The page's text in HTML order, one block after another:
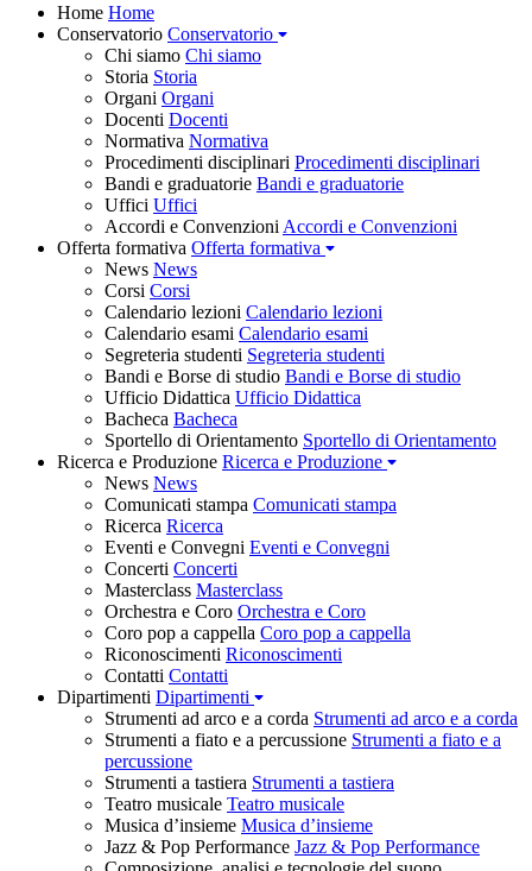
Home Home
Conservatorio Conservatorio
Chi siamo Chi siamo
Storia Storia
Organi Organi
Docenti Docenti
Normativa Normativa
Procedimenti disciplinari Procedimenti disciplinari
Bandi e graduatorie Bandi e graduatorie
Uffici Uffici
Accordi e Convenzioni Accordi e Convenzioni
Offerta formativa Offerta formativa
News News
Corsi Corsi
Calendario lezioni Calendario lezioni
Calendario esami Calendario esami
Segreteria studenti Segreteria studenti
Bandi e Borse di studio Bandi e Borse di studio
Ufficio Didattica Ufficio Didattica
Bacheca Bacheca
Sportello di Orientamento Sportello di Orientamento
Ricerca e Produzione Ricerca e Produzione
News News
Comunicati stampa Comunicati stampa
Ricerca Ricerca
Eventi e Convegni Eventi e Convegni
Concerti Concerti
Masterclass Masterclass
Orchestra e Coro Orchestra e Coro
Coro pop a cappella Coro pop a cappella
Riconoscimenti Riconoscimenti
Contatti Contatti
Dipartimenti Dipartimenti
Strumenti ad arco e a corda Strumenti ad arco e a corda
Strumenti a fiato e a percussione Strumenti a fiato e a
percussione
Strumenti a tastiera Strumenti a tastiera
Teatro musicale Teatro musicale
Musica d’insieme Musica d’insieme
Jazz & Pop Performance Jazz & Pop Performance